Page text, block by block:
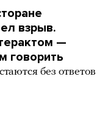
взрыв.
—
говорить
без ответов